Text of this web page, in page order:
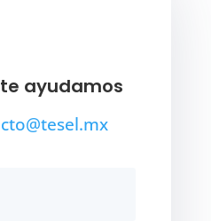
ayudamos